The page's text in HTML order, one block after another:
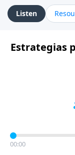
Listen
Estrategias
00:00